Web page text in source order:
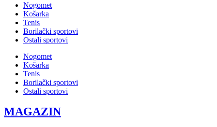
Nogomet
Košarka
Tenis
Borilački sportovi
Ostali sportovi
Nogomet
Košarka
Tenis
Borilački sportovi
Ostali sportovi
MAGAZIN